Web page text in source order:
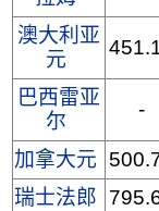
澳大利亚
元
巴西雷亚
尔
-
加拿大元
瑞士法郎